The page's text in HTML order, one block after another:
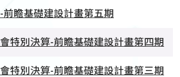
瞻基礎建設計畫第五期
特別決算-前瞻基礎建設計畫第四期
特別決算-前瞻基礎建設計畫第三期